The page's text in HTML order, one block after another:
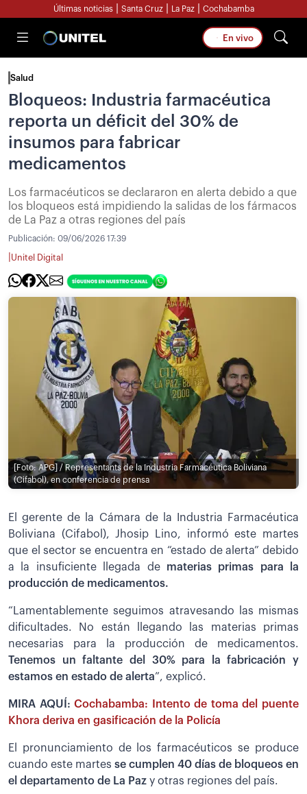
Últimas noticias Santa Cruz La Paz Cochabamba
En vivo
Salud
Bloqueos: Industria farmacéutica
reporta un déficit del 30% de
insumos para fabricar
medicamentos
Los farmacéuticos se declararon en alerta debido a que
los bloqueos está impidiendo la salidas de los fármacos
de La Paz a otras regiones del país
Publicación: 09/06/2026 17:39
Unitel Digital
[Foto: APG] / Representants de la Industria Farmacéutica Boliviana
(Cifabol), en conferencia de prensa
El gerente de la Cámara de la Industria Farmacéutica
Boliviana (Cifabol), Jhosip Lino, informó este martes
que el sector se encuentra en “estado de alerta” debido
a la insuficiente llegada de materias primas para la
producción de medicamentos.
“Lamentablemente seguimos atravesando las mismas
dificultades. No están llegando las materias primas
necesarias para la producción de medicamentos.
Tenemos un faltante del 30% para la fabricación y
estamos en estado de alerta”, explicó.
MIRA AQUÍ:Cochabamba: Intento de toma del puente
Khora deriva en gasificación de la Policía
El pronunciamiento de los farmacéuticos se produce
cuando este martes se cumplen 40 días de bloqueos en
el departamento de La Paz y otras regiones del país.